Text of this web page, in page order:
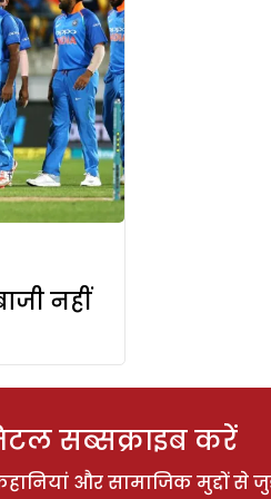
नहीं
सब्सक्राइब करें
और सामाजिक मुद्दों से